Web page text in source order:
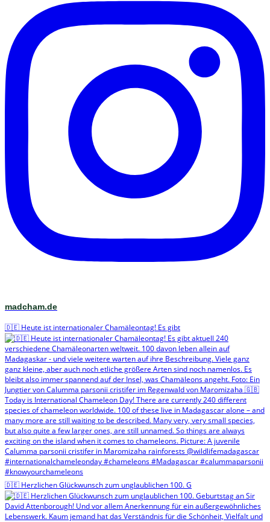
madcham.de
🇩🇪 Heute ist internationaler Chamäleontag! Es gibt
🇩🇪 Herzlichen Glückwunsch zum unglaublichen 100. G